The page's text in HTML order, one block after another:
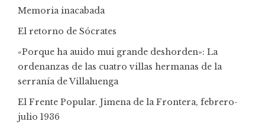
Memoria inacabada
El retorno de Sócrates
«Porque ha auido mui grande deshorden»: La
ordenanzas de las cuatro villas hermanas de la
serranía de Villaluenga
El Frente Popular. Jimena de la Frontera, febrero-
julio 1936